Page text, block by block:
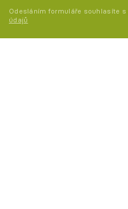
Odesláním formuláře souhlasíte s
údajů